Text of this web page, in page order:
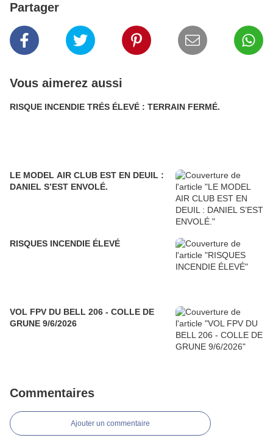
Partager
Vous aimerez aussi
RISQUE INCENDIE TRÉS ÉLEVÉ : TERRAIN FERMÉ.
LE MODEL AIR CLUB EST EN DEUIL :
DANIEL S’EST ENVOLÉ.
RISQUES INCENDIE ÉLEVÉ
VOL FPV DU BELL 206 - COLLE DE
GRUNE 9/6/2026
Commentaires
Ajouter un commentaire